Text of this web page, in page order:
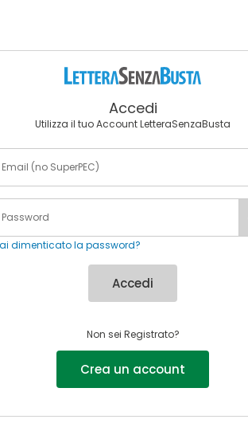
Accedi
Utilizza il tuo Account LetteraSenzaBusta
dimenticato la password?
Accedi
Non sei Registrato?
Crea un account